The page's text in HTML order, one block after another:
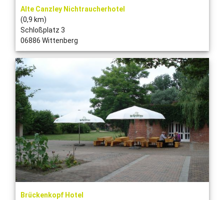
Alte Canzley Nichtraucherhotel
(0,9 km)
Schloßplatz 3
06886 Wittenberg
Brückenkopf Hotel